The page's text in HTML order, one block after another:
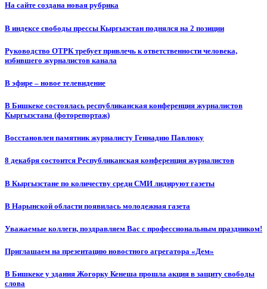
На сайте создана новая рубрика
В индексе свободы прессы Кыргызстан поднялся на 2 позиции
Руководство ОТРК требует привлечь к ответственности человека,
избившего журналистов канала
В эфире – новое телевидение
В Бишкеке состоялась республиканская конференция журналистов
Кыргызстана (фоторепортаж)
Восстановлен памятник журналисту Геннадию Павлюку
8 декабря состоится Республиканская конференция журналистов
В Кыргызстане по количеству среди СМИ лидируют газеты
В Нарынской области появилась молодежная газета
Уважаемые коллеги, поздравляем Вас с профессиональным праздником!
Приглашаем на презентацию новостного агрегатора «Дем»
В Бишкеке у здания Жогорку Кенеша прошла акция в защиту свободы
слова